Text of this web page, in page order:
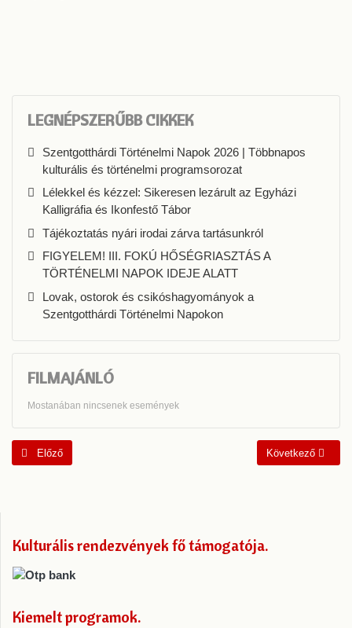
LEGNÉPSZERŰBB CIKKEK
Szentgotthárdi Történelmi Napok 2026 | Többnapos
kulturális és történelmi programsorozat
Lélekkel és kézzel: Sikeresen lezárult az Egyházi
Kalligráfia és Ikonfestő Tábor
Tájékoztatás nyári irodai zárva tartásunkról
FIGYELEM! III. FOKÚ HŐSÉGRIASZTÁS A
TÖRTÉNELMI NAPOK IDEJE ALATT
Lovak, ostorok és csikóshagyományok a
Szentgotthárdi Történelmi Napokon
FILMAJÁNLÓ
Mostanában nincsenek események
Előző cikk: Az ikonikus Hopplá fesztivál
Előző Következő cikk:
Következő
Kulturális rendezvények fő támogatója
Kiemelt programok